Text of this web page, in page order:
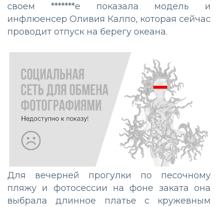
своем *******е показала модель и
инфлюенсер Оливия Калпо, которая сейчас
проводит отпуск на берегу океана.
Для вечерней прогулки по песочному
пляжу и фотосессии на фоне заката она
выбрала длинное платье с кружевным